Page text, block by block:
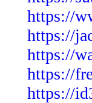
https://
https://
https://
https://
https://